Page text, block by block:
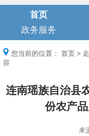
首页
政务服务
您当前的位置： 首页 >
容
连南瑶族自治县
份农产
来